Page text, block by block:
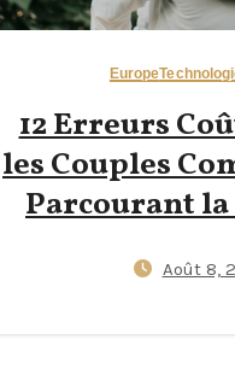
Europe
12 Erreurs
les Couples
Parcourant la
Fois — Lacunes
Août 8,